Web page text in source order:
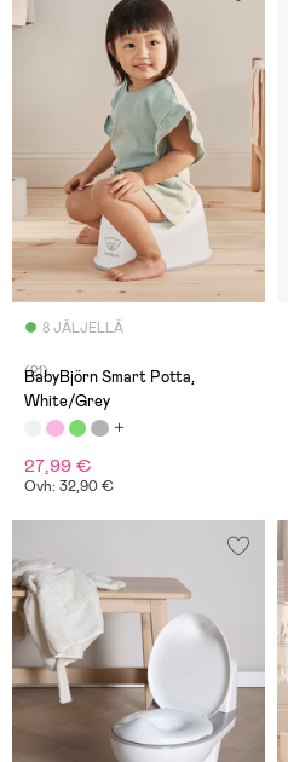
8 JÄLJELLÄ
(21)
BabyBjörn Smart Potta,
White/Grey
27,99 €
Ovh: 32,90 €